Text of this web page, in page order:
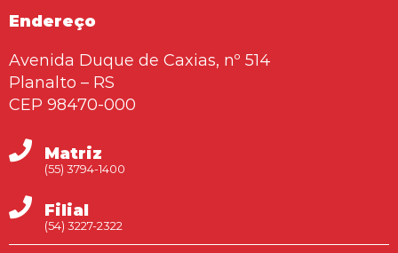
Endereço
Avenida Duque de Caxias, nº 514
Planalto – RS
CEP 98470-000
Matriz
(55) 3794-1400
Filial
(54) 3227-2322